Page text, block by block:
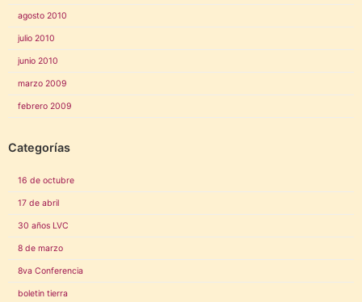
agosto 2010
julio 2010
junio 2010
marzo 2009
febrero 2009
Categorías
16 de octubre
17 de abril
30 años LVC
8 de marzo
8va Conferencia
boletin tierra